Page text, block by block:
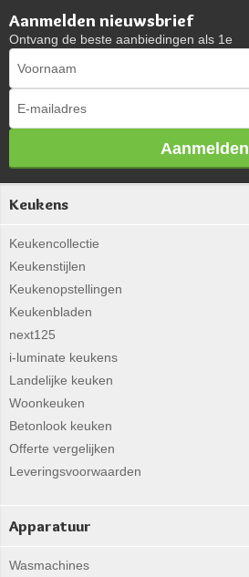
Aanmelden nieuwsbrief
Ontvang de beste aanbiedingen als 1e
Aanmelden
Keukens
Keukencollectie
Keukenstijlen
Keukenopstellingen
Keukenbladen
next125
i-luminate keukens
Landelijke keuken
Woonkeuken
Betonlook keuken
Offerte vergelijken
Leveringsvoorwaarden
Apparatuur
Wasmachines